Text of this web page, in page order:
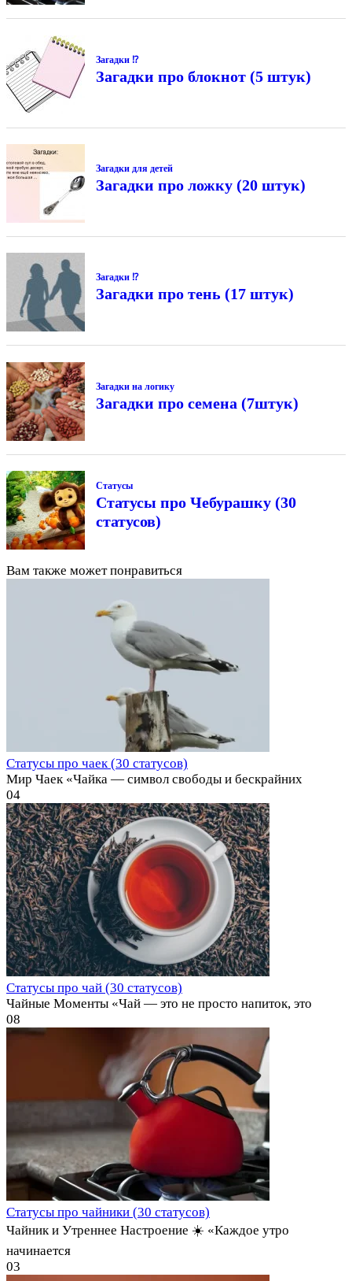
Загадки ⁉
Загадки про блокнот (5 штук)
Загадки для детей
Загадки про ложку (20 штук)
Загадки ⁉
Загадки про тень (17 штук)
Загадки на логику
Загадки про семена (7штук)
Статусы
Статусы про Чебурашку (30
статусов)
Вам также может понравиться
Статусы про чаек (30 статусов)
Мир Чаек «Чайка — символ свободы и бескрайних
04
Статусы про чай (30 статусов)
Чайные Моменты «Чай — это не просто напиток, это
08
Статусы про чайники (30 статусов)
Чайник и Утреннее Настроение ☀️ «Каждое утро
начинается
03